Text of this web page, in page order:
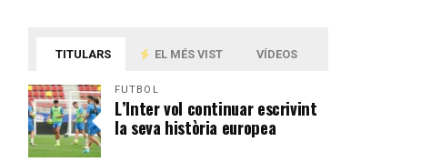
TITULARS EL MÉS VIST VÍDEOS
FUTBOL
L’Inter vol continuar escrivint
la seva història europea